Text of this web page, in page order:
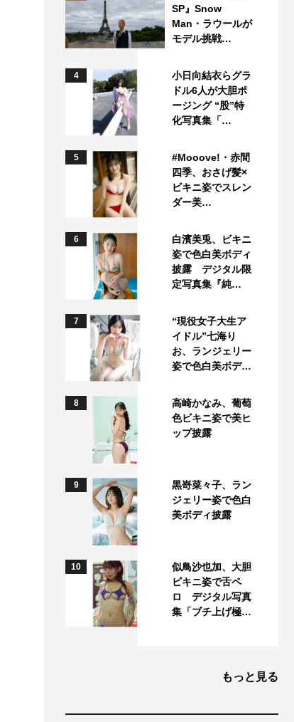
SP』Snow
Man・ラウールが
モデル挑戦…
4
小日向結衣らグラ
ドル6人が大胆ポ
ージング “股”特
化写真集「…
5
#Mooove!・赤間
四季、おさげ髪×
ビキニ姿でスレン
ダー美…
6
白濱美兎、ビキニ
姿で色白美ボディ
披露 デジタル限
定写真集『純…
7
“現役女子大生ア
イドル”七海り
お、ランジェリー
姿で色白美ボデ…
8
高崎かなみ、葡萄
色ビキニ姿で美ヒ
ップ披露
9
黒嵜菜々子、ラン
ジェリー姿で色白
美ボディ披露
10
似鳥沙也加、大胆
ビキニ姿で舌ペ
ロ デジタル写真
集「ブチ上げ極…
もっと見る